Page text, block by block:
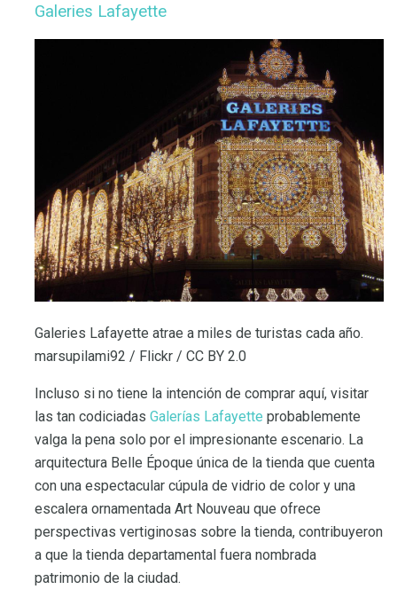
Galeries Lafayette
Galeries Lafayette atrae a miles de turistas cada año.
marsupilami92 / Flickr / CC BY 2.0
Incluso si no tiene la intención de comprar aquí, visitar
las tan codiciadas Galerías Lafayette probablemente
valga la pena solo por el impresionante escenario. La
arquitectura Belle Époque única de la tienda que cuenta
con una espectacular cúpula de vidrio de color y una
escalera ornamentada Art Nouveau que ofrece
perspectivas vertiginosas sobre la tienda, contribuyeron
a que la tienda departamental fuera nombrada
patrimonio de la ciudad.